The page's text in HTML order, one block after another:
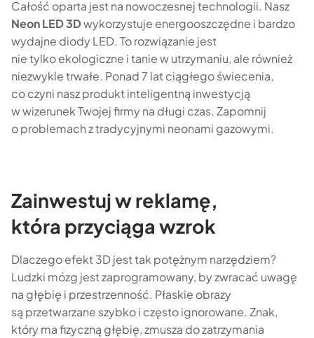
Całość oparta jest na nowoczesnej technologii. Nasz
Neon LED 3Dwykorzystuje energooszczędne i bardzo
wydajne diody LED. To rozwiązanie jest
nie tylko ekologiczne i tanie w utrzymaniu, ale również
niezwykle trwałe. Ponad 7 lat ciągłego świecenia,
co czyni nasz produkt inteligentną inwestycją
w wizerunek Twojej firmy na długi czas. Zapomnij
o problemach z tradycyjnymi neonami gazowymi.
Zainwestuj w reklamę,
która przyciąga wzrok
Dlaczego efekt 3D jest tak potężnym narzędziem?
Ludzki mózg jest zaprogramowany, by zwracać uwagę
na głębię i przestrzenność. Płaskie obrazy
są przetwarzane szybko i często ignorowane. Znak,
który ma fizyczną głębię, zmusza do zatrzymania